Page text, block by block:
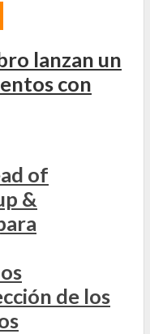
lanzan un
con
of
&
de los